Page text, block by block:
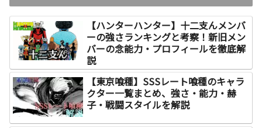
【ハンターハンター】十二支んメンバ
ーの強さランキングと考察！新旧メン
バーの念能力・プロフィールを徹底解
説
【東京喰種】SSSレート喰種のキャラ
クター一覧まとめ、強さ・能力・赫
子・戦闘スタイルを解説